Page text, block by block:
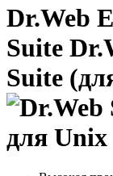
Dr.Web
Suite
Suite